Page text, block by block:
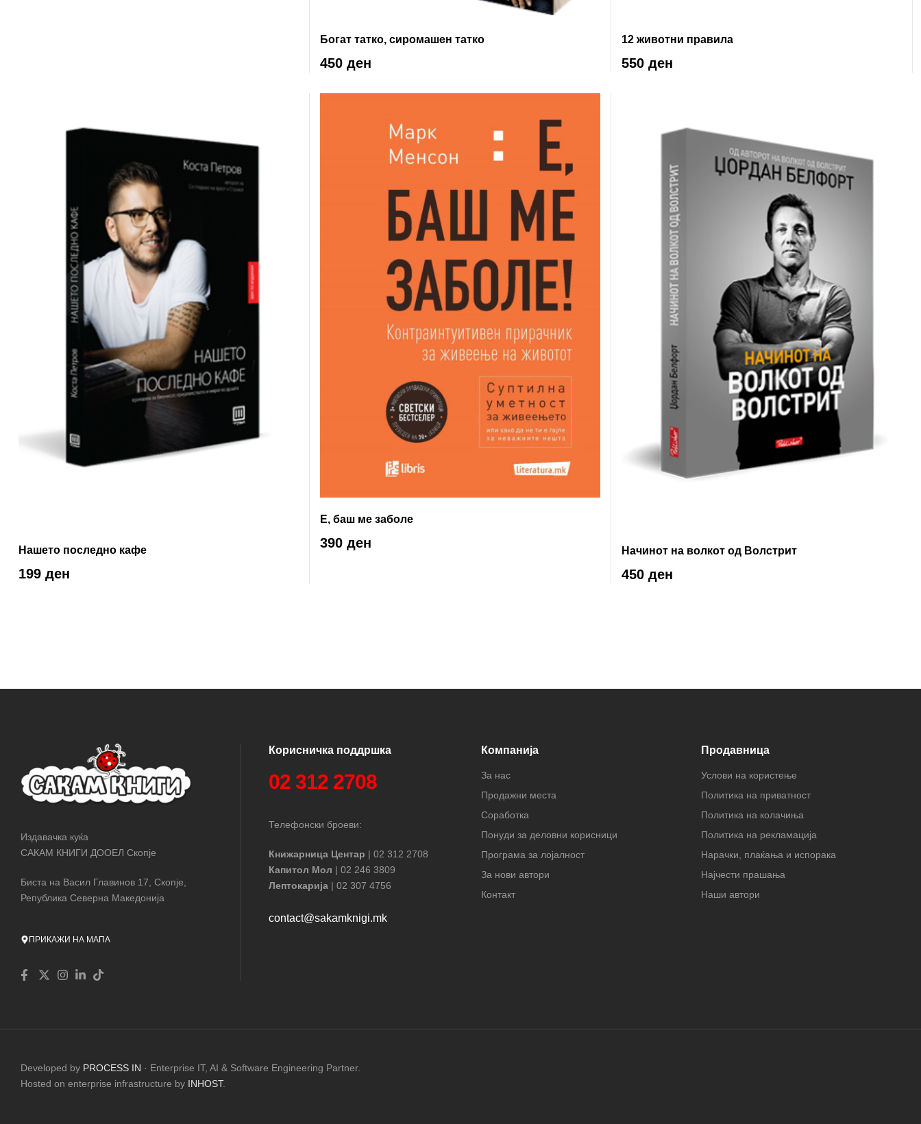
Богат татко, сиромашен татко
450 ден
12 животни правила
550 ден
Нашето последно кафе
199 ден
Е, баш ме заболе
390 ден
Начинот на волкот од Волстрит
450 ден
Издавачка куќа
САКАМ КНИГИ ДООЕЛ Скопје
Биста на Васил Главинов 17, Скопје,
Република Северна Македонија
ПРИКАЖИ НА МАПА
Корисничка поддршка
02 312 2708
Телефонски броеви:
Книжарница Центар | 02 312 2708
Капитол Мол | 02 246 3809
Лептокарија | 02 307 4756
contact@sakamknigi.mk
Компанија
За нас
Продажни места
Соработка
Понуди за деловни корисници
Програма за лојалност
За нови автори
Контакт
Продавница
Услови на користење
Политика на приватност
Политика на колачиња
Политика на рекламација
Нарачки, плаќања и испорака
Најчести прашања
Наши автори
Developed by PROCESS IN · Enterprise IT, AI & Software Engineering Partner.
Hosted on enterprise infrastructure by INHOST.